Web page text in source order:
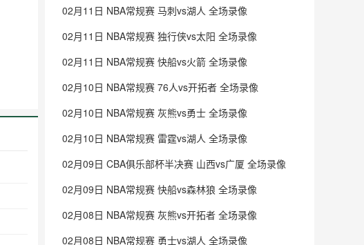
02月11日 NBA常规赛 马刺vs湖人 全场录像
02月11日 NBA常规赛 独行侠vs太阳 全场录像
02月11日 NBA常规赛 快船vs火箭 全场录像
02月10日 NBA常规赛 76人vs开拓者 全场录像
02月10日 NBA常规赛 灰熊vs勇士 全场录像
02月10日 NBA常规赛 雷霆vs湖人 全场录像
02月09日 CBA俱乐部杯半决赛 山西vs广厦 全场录像
02月09日 NBA常规赛 快船vs森林狼 全场录像
02月08日 NBA常规赛 灰熊vs开拓者 全场录像
02月08日 NBA常规赛 勇士vs湖人 全场录像